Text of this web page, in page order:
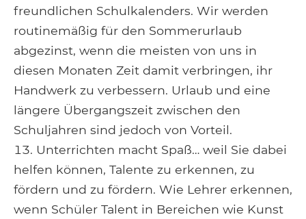
freundlichen Schulkalenders. Wir werden
routinemäßig für den Sommerurlaub
abgezinst, wenn die meisten von uns in
diesen Monaten Zeit damit verbringen, ihr
Handwerk zu verbessern. Urlaub und eine
längere Übergangszeit zwischen den
Schuljahren sind jedoch von Vorteil.
Unterrichten macht Spaß… weil Sie dabei
helfen können, Talente zu erkennen, zu
fördern und zu fördern. Wie Lehrer erkennen,
wenn Schüler Talent in Bereichen wie Kunst